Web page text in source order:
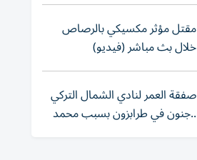
مقتل مؤثر مكسيكي بالرصاص
خلال بث مباشر (فيديو)
صفقة العمر لنادي الشمال التركي
..جنون في طرابزون بسبب محمد